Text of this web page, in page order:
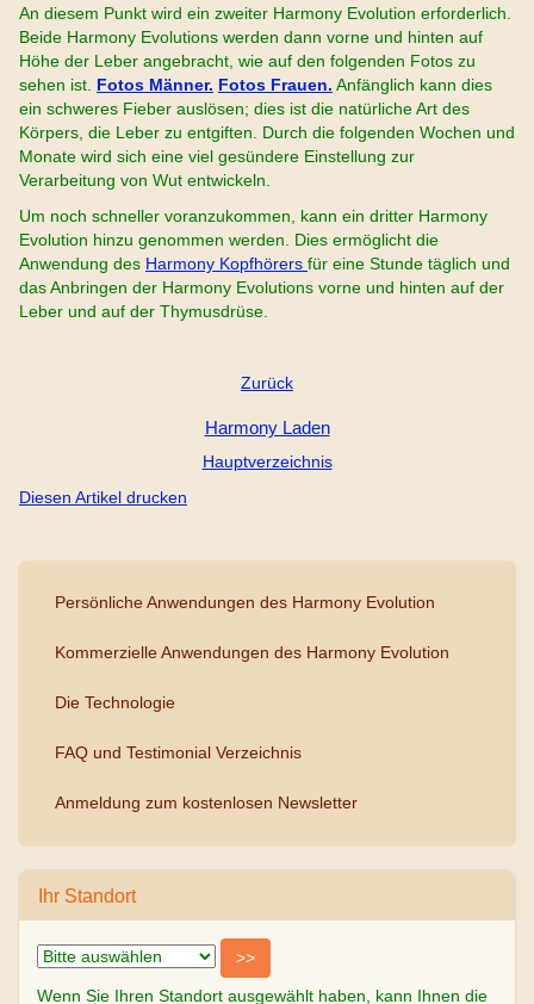
An diesem Punkt wird ein zweiter Harmony Evolution erforderlich.
Beide Harmony Evolutions werden dann vorne und hinten auf
Höhe der Leber angebracht, wie auf den folgenden Fotos zu
sehen ist. Fotos Männer. Fotos Frauen. Anfänglich kann dies
ein schweres Fieber auslösen; dies ist die natürliche Art des
Körpers, die Leber zu entgiften. Durch die folgenden Wochen und
Monate wird sich eine viel gesündere Einstellung zur
Verarbeitung von Wut entwickeln.
Um noch schneller voranzukommen, kann ein dritter Harmony
Evolution hinzu genommen werden. Dies ermöglicht die
Anwendung des Harmony Kopfhörers für eine Stunde täglich und
das Anbringen der Harmony Evolutions vorne und hinten auf der
Leber und auf der Thymusdrüse.
Zurück
Harmony Laden
Hauptverzeichnis
Diesen Artikel drucken
Persönliche Anwendungen des Harmony Evolution
Kommerzielle Anwendungen des Harmony Evolution
Die Technologie
FAQ und Testimonial Verzeichnis
Anmeldung zum kostenlosen Newsletter
Ihr Standort
Wenn Sie Ihren Standort ausgewählt haben, kann Ihnen die